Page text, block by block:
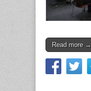
Read more →